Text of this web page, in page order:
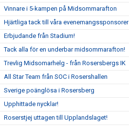
Vinnare i 5-kampen på Midsommarafton
Hjärtliga tack till våra evenemangssponsorer
Erbjudande från Stadium!
Tack alla för en underbar midsommarafton!
Trevlig Midsomarhelg - från Rosersbergs IK
All Star Team från SOC i Rosershallen
Sverige poänglösa i Rosersberg
Upphittade nycklar!
Roserstjej uttagen till Upplandslaget!